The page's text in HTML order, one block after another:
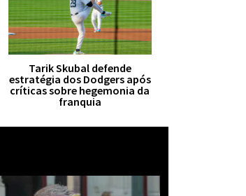
Tarik Skubal defende
estratégia dos Dodgers após
críticas sobre hegemonia da
franquia